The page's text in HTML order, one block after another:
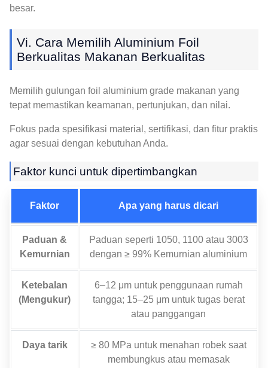
besar.
Vi. Cara Memilih Aluminium Foil
Berkualitas Makanan Berkualitas
Memilih gulungan foil aluminium grade makanan yang
tepat memastikan keamanan, pertunjukan, dan nilai.
Fokus pada spesifikasi material, sertifikasi, dan fitur praktis
agar sesuai dengan kebutuhan Anda.
Faktor kunci untuk dipertimbangkan
Faktor Apa yang harus dicari
Paduan &
Kemurnian
Paduan seperti 1050, 1100 atau 3003
dengan ≥ 99% Kemurnian aluminium
Ketebalan
(Mengukur)
6–12 μm untuk penggunaan rumah
tangga; 15–25 μm untuk tugas berat
atau panggangan
Daya tarik
≥ 80 MPa untuk menahan robek saat
membungkus atau memasak